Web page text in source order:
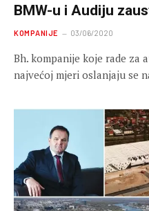
BMW-u i Audiju
KOMPANIJE 03/06/2020
Bh. kompanije koje rade za
najvećoj mjeri oslanjaju se